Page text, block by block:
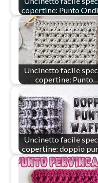
copertine: Punto
Uncinetto facile
copertine: Punto…
Uncinetto facile
copertine: doppio